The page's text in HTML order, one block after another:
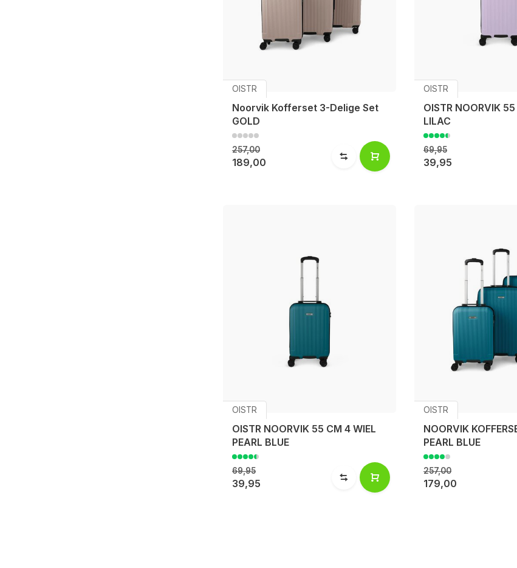
OISTR
Noorvik Kofferset 3-Delige Set
GOLD
257,00
189,00
OISTR
OISTR NOORVIK
LILAC
69,95
39,95
OISTR
OISTR NOORVIK 55 CM 4 WIEL
PEARL BLUE
69,95
39,95
OISTR
NOORVIK
PEARL BLUE
257,00
179,00